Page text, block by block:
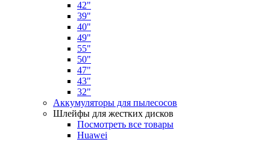
42"
39"
40"
49"
55"
50"
47"
43"
32"
Аккумуляторы для пылесосов
Шлейфы для жестких дисков
Посмотреть все товары
Huawei